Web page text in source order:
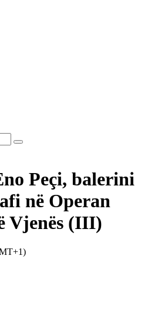
Peçi, balerini
në Operan
Vjenës (III)